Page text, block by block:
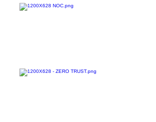
sequestrar dados de servidores VMware ESXi